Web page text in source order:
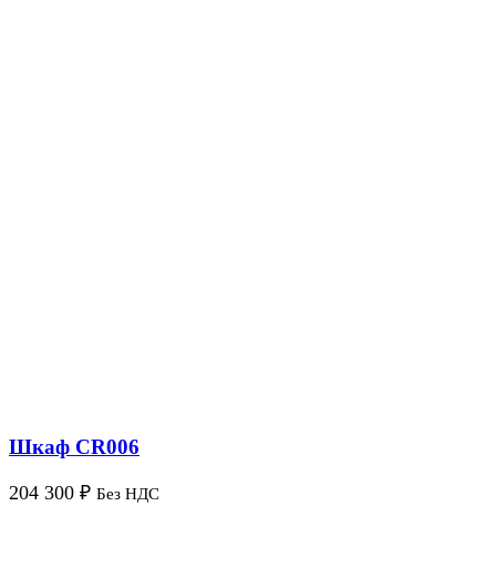
Шкаф CR006
204 300 ₽ Без НДС